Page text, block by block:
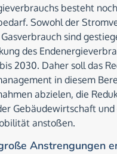
besteht
Sowohl der
sind
des
bis 2030. Daher soll das
in diesem
abzielen, die
Gebäudewirtschaft und
anstoßen.
Anstrengungen